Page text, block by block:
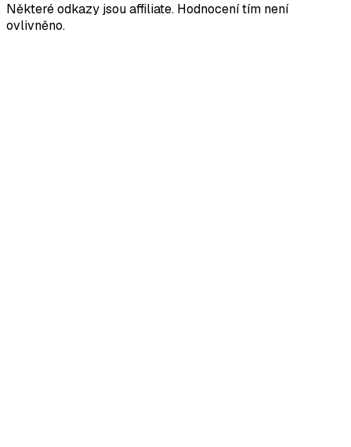
Některé odkazy jsou affiliate. Hodnocení tím není
ovlivněno.